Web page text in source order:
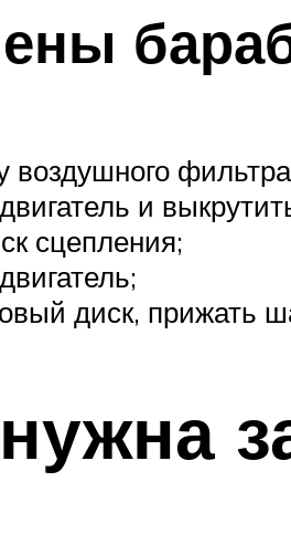
воздушного
и
сцепления;
диск, прижать